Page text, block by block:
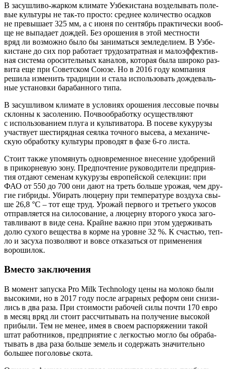
В засуш­ли­во-жар­ком кли­ма­те Узбе­ки­ста­на воз­де­лы­вать поле­
вые куль­ту­ры не так-то про­сто: сред­нее коли­че­ство осад­ков
не пре­вы­ша­ет 325 мм, а с июня по сен­тябрь прак­ти­че­ски вооб­
ще не выпа­да­ет дождей. Без оро­ше­ния в этой мест­но­сти
вряд ли воз­мож­но было бы зани­мать­ся зем­ле­де­ли­ем. В Узбе­
ки­стане до сих пор рабо­та­ет тру­до­за­трат­ная и мало­эф­фек­тив­
ная систе­ма оро­си­тель­ных кана­лов, кото­рая была широ­ко раз­
ви­та еще при Совет­ском Сою­зе. Но в 2016 году ком­па­ния
реши­ла изме­нить тра­ди­ции и ста­ла исполь­зо­вать дож­де­валь­
ные уста­нов­ки бара­бан­но­го типа.
В засуш­ли­вом кли­ма­те в усло­ви­ях оро­ше­ния лес­со­вые поч­вы
склон­ны к засо­ле­нию. Поч­во­об­ра­бот­ку осу­ществ­ля­ют
с исполь­зо­ва­ни­ем плу­га и куль­ти­ва­то­ра. В посе­ве куку­ру­зы
участ­ву­ет шести­ряд­ная сеял­ка точ­но­го высе­ва, а меха­ни­че­
скую обра­бот­ку куль­ту­ры про­во­дят в фазе 6-го листа.
Сто­ит так­же упо­мя­нуть одно­вре­мен­ное вне­се­ние удоб­ре­ний
в при­кор­не­вую зону. Пред­по­чте­ние руко­во­ди­те­ли пред­при­я­
тия отда­ют семе­нам куку­ру­зы евро­пей­ской селек­ции: при
ФАО от 550 до 700 они дают на треть боль­ше уро­жая, чем дру­
гие гибри­ды. Уби­рать люцер­ну при тем­пе­ра­ту­ре воз­ду­ха свы­
ше 26,8 °C – тот еще труд. Уро­жай пер­во­го и тре­тье­го уко­сов
отправ­ля­ет­ся на сило­со­ва­ние, а люцер­ну вто­ро­го уко­са заго­
тав­ли­ва­ют в виде сена. Крайне важ­но при этом удер­жи­вать
долю сухо­го веще­ства в кор­ме на уровне 32 %. К сча­стью, теп­
ло и засу­ха поз­во­ля­ют и вовсе отка­зать­ся от при­ме­не­ния
ворошилок.
Вместо заключения
В момент запус­ка Pro Milk Technology цены на моло­ко были
высо­ки­ми, но в 2017 году после аграр­ных реформ они сни­зи­
лись в два раза. При сто­и­мо­сти рабо­чей силы почти 170 евро
в месяц вряд ли сто­ит рас­счи­ты­вать на полу­че­ние высо­кой
при­бы­ли. Тем не менее, имея в сво­ем рас­по­ря­же­нии такой
штат работ­ни­ков, пред­при­я­тие с лег­ко­стью мог­ло бы обра­ба­
ты­вать в два раза боль­ше земель и содер­жать зна­чи­тель­но
боль­шее пого­ло­вье скота.